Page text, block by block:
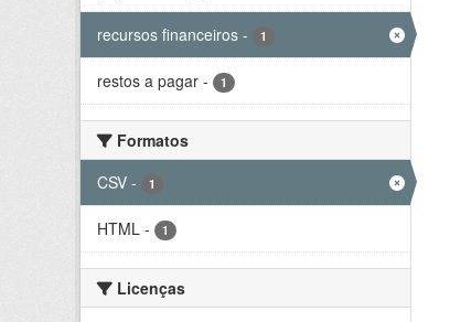
recursos financeiros - 1
restos a pagar - 1
Formatos
CSV - 1
HTML - 1
Licenças